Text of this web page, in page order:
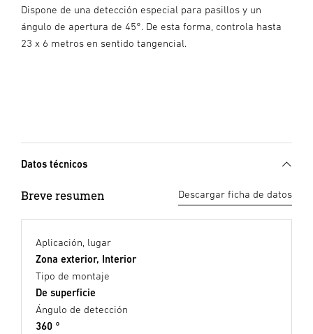
Dispone de una detección especial para pasillos y un
ángulo de apertura de 45°. De esta forma, controla hasta
23 x 6 metros en sentido tangencial.
Datos técnicos
Breve resumen Descargar ficha de datos
Aplicación, lugar
Zona exterior, Interior
Tipo de montaje
De superficie
Ángulo de detección
360 °